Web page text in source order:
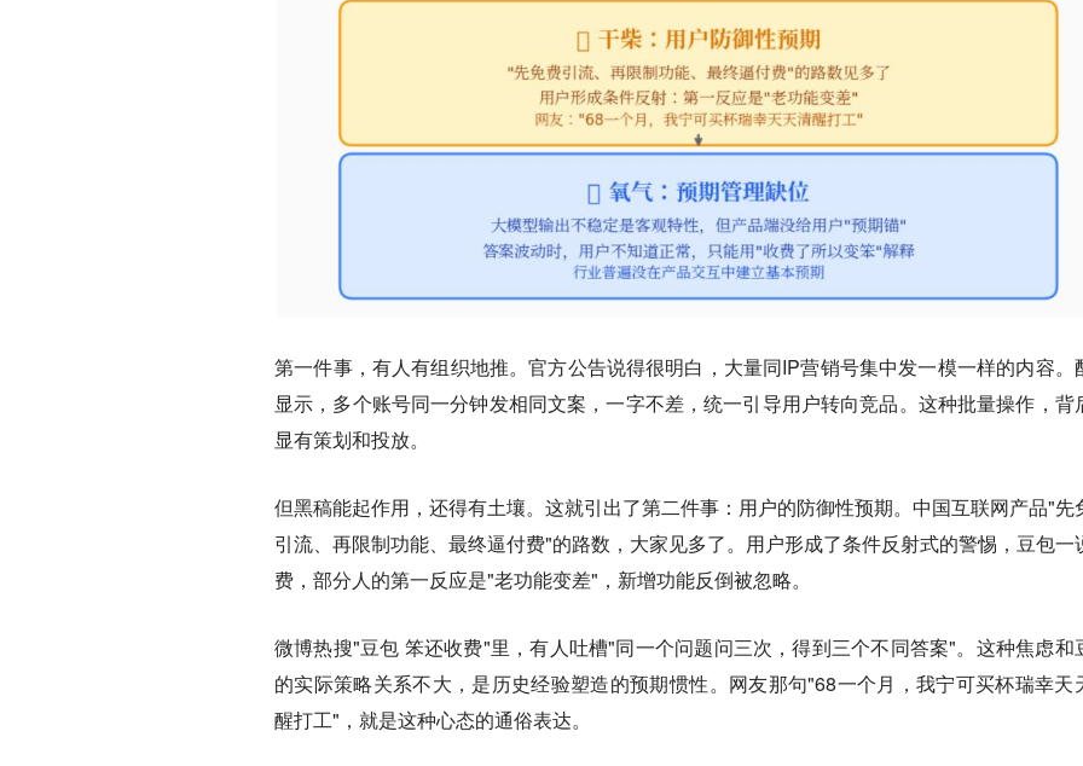
第一件事，有人有组织地推。官方公告说得很明白，大量同IP营销号集中发一模一样的内容。
显示，多个账号同一分钟发相同文案，一字不差，统一引导用户转向竞品。这种批量操作，背
显有策划和投放。
但黑稿能起作用，还得有土壤。这就引出了第二件事：用户的防御性预期。中国互联网产品"先
引流、再限制功能、最终逼付费"的路数，大家见多了。用户形成了条件反射式的警惕，豆包一
费，部分人的第一反应是"老功能变差"，新增功能反倒被忽略。
微博热搜"豆包 笨还收费"里，有人吐槽"同一个问题问三次，得到三个不同答案"。这种焦虑和
的实际策略关系不大，是历史经验塑造的预期惯性。网友那句"68一个月，我宁可买杯瑞幸天
醒打工"，就是这种心态的通俗表达。